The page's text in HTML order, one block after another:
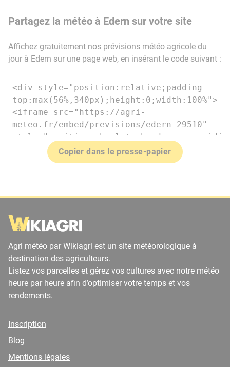
Partagez la météo à Edern sur votre site
Affichez gratuitement nos prévisions météo agricole du
jour à Edern sur une page web, en insérant le code suivant :
Copier dans le presse-papier
Agri météo par Wikiagri est un site météorologique à
destination des agriculteurs.
Listez vos parcelles et gérez vos cultures avec notre météo
heure par heure afin d’optimiser votre temps et vos
rendements.
Inscription
Blog
Mentions légales